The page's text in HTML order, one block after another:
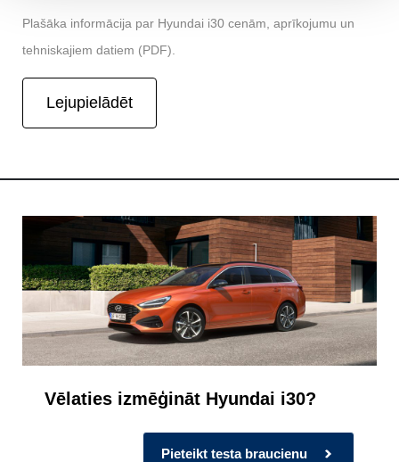
Plašāka informācija par Hyundai i30 cenām, aprīkojumu un
tehniskajiem datiem (PDF).
Lejupielādēt
Vēlaties izmēģināt Hyundai i30?
Pieteikt testa braucienu